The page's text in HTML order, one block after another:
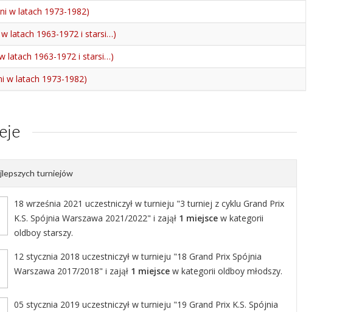
w latach 1973-1982)
latach 1963-1972 i starsi…)
latach 1963-1972 i starsi…)
w latach 1973-1982)
turniejów
18 września 2021 uczestniczył w turnieju "3 turniej z cyklu Grand Prix
K.S. Spójnia Warszawa 2021/2022" i zajął 1 miejsce w kategorii
oldboy starszy.
12 stycznia 2018 uczestniczył w turnieju "18 Grand Prix Spójnia
Warszawa 2017/2018" i zajął 1 miejsce w kategorii oldboy młodszy.
05 stycznia 2019 uczestniczył w turnieju "19 Grand Prix K.S. Spójnia